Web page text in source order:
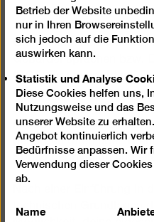
Community.
Gemeinsam schauen wir,
Gebärdensprachen bzw.
(DGS) für unsere Identität
Erfahrungen wir gemacht
hörenden oder Tauben
mit oder ohne
gebärden offen über
Sprachdeprivation und
technischen Grundlagen
Betrieb der Website
nur in Ihren
sich jedoch auf die
auswirken kann.
Statistik und Analyse
Diese Cookies helfen uns,
Nutzungsweise und das
unserer Website zu
Angebot kontinuierlich
Bedürfnisse anpassen. Wir
Verwendung dieser
ab.
Name